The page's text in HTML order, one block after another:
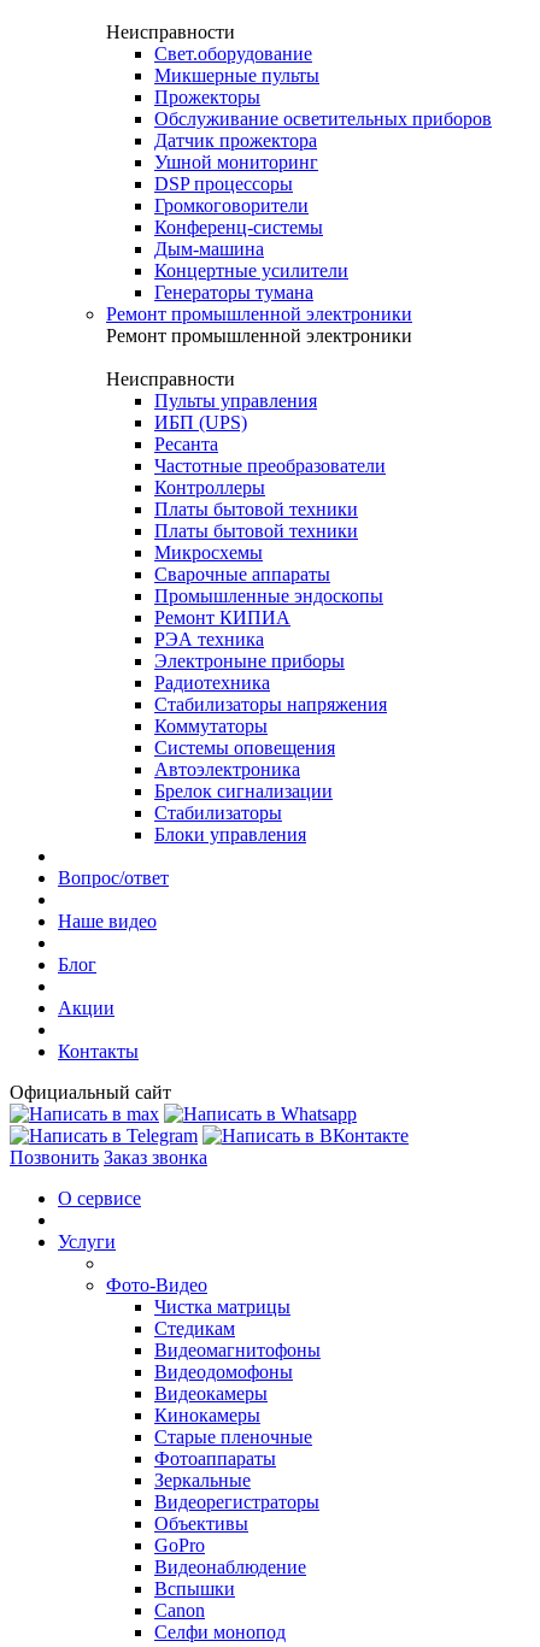
Неисправности
Свет.оборудование
Микшерные пульты
Прожекторы
Обслуживание осветительных приборов
Датчик прожектора
Ушной мониторинг
DSP процессоры
Громкоговорители
Конференц-системы
Дым-машина
Концертные усилители
Генераторы тумана
Ремонт промышленной электроники
Ремонт промышленной электроники
Неисправности
Пульты управления
ИБП (UPS)
Ресанта
Частотные преобразователи
Контроллеры
Платы бытовой техники
Платы бытовой техники
Микросхемы
Сварочные аппараты
Промышленные эндоскопы
Ремонт КИПИА
РЭА техника
Электроныне приборы
Радиотехника
Стабилизаторы напряжения
Коммутаторы
Системы оповещения
Автоэлектроника
Брелок сигнализации
Стабилизаторы
Блоки управления
Вопрос/ответ
Наше видео
Блог
Акции
Контакты
Официальный сайт
Позвонить Заказ звонка
О сервисе
Услуги
Фото-Видео
Чистка матрицы
Стедикам
Видеомагнитофоны
Видеодомофоны
Видеокамеры
Кинокамеры
Старые пленочные
Фотоаппараты
Зеркальные
Видеорегистраторы
Объективы
GoPro
Видеонаблюдение
Вспышки
Canon
Селфи монопод